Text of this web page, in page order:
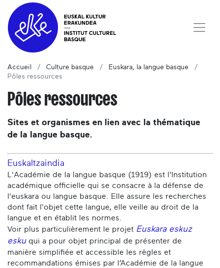
Accueil Culture basque
Euskara, la langue basque
Pôles ressources
Pôles ressources
Sites et organismes en lien avec la thématique
de la langue basque.
Euskaltzaindia
L'Académie de la langue basque (1919) est l'Institution
académique officielle qui se consacre à la défense de
l'euskara ou langue basque. Elle assure les recherches
dont fait l'objet cette langue, elle veille au droit de la
langue et en établit les normes.
Voir plus particulièrement le projet Euskara eskuz
eskuqui a pour objet principal de présenter de
manière simplifiée et accessible les règles et
recommandations émises par l’Académie de la langue